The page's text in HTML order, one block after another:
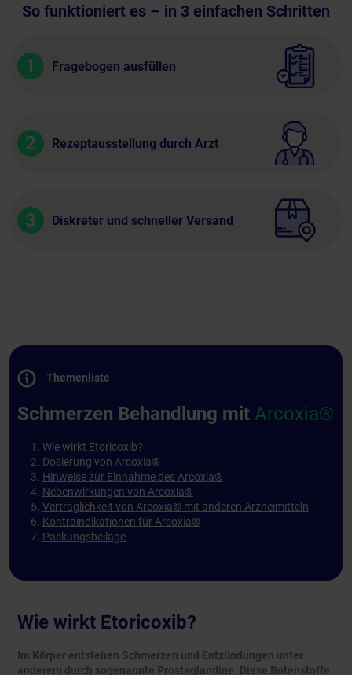
So funktioniert es – in 3 einfachen Schritten
1 Fragebogen ausfüllen
2 Rezeptausstellung durch Arzt
3 Diskreter und schneller Versand
Wie wirkt Etoricoxib?
Im Körper entstehen Schmerzen und Entzündungen unter
anderem durch sogenannte Prostaglandine. Diese Botenstoffe
Themenliste
Schmerzen Behandlung mit Arcoxia®
Wie wirkt Etoricoxib?
Dosierung von Arcoxia®
Hinweise zur Einnahme des Arcoxia®
Nebenwirkungen von Arcoxia®
Verträglichkeit von Arcoxia® mit anderen Arzneimitteln
Kontraindikationen für Arcoxia®
Packungsbeilage